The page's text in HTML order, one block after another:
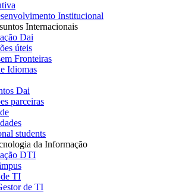
Institucional
Internacionais
Dai
úteis
Fronteiras
Idiomas
Dai
parceiras
students
da Informação
DTI
TI
de TI